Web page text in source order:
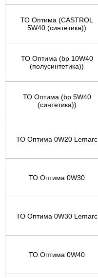
ТО Оптима (CASTROL
5W40 (синтетика))
ТО Оптима (bp 10W40
(полусинтетика))
ТО Оптима (bp 5W40
(синтетика))
ТО Оптима 0W20 Lemarc
ТО Оптима 0W30
ТО Оптима 0W30 Lemarc
ТО Оптима 0W40